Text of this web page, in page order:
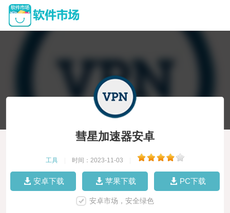
彗星加速器安卓
工具 时间：2023-11-03
安卓下载 苹果下载 PC下载
安卓市场，安全绿色